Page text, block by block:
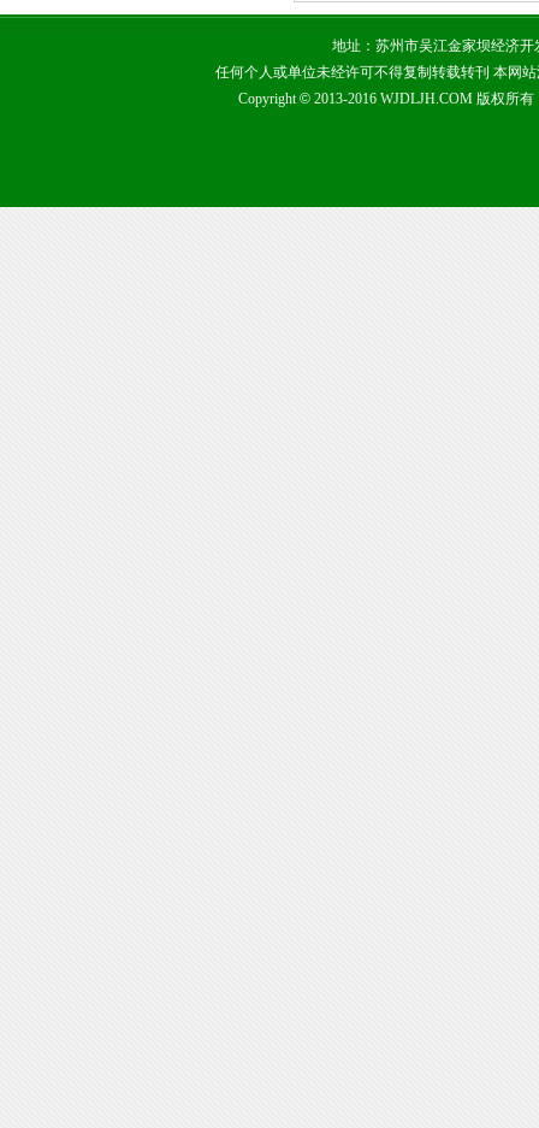
地址：苏州市吴江金家坝经济开
任何个人或单位未经许可不得复制转载转刊 本网
Copyright©2013-2016 WJDLJH.COM 版权所